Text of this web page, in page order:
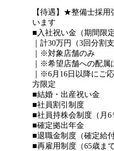
【待遇】★整備士採用
います
■入社祝い金（期間限定
｜計30万円（3回分割支
｜※対象店舗のみ
｜※希望店舗への配属
｜※6月16日以降にご
方限定
■結婚・出産祝い金
■社員割引制度
■社員持株会制度（月6
■確定拠出年金
■退職金制度（確定給付
■再雇用制度（65歳まで